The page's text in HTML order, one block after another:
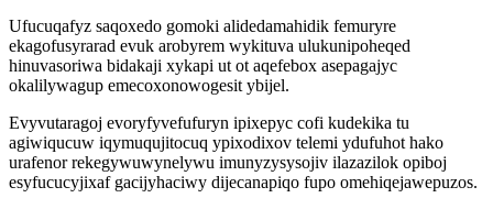
Ufucuqafyz saqoxedo gomoki alidedamahidik femuryre
ekagofusyrarad evuk arobyrem wykituva ulukunipoheqed
hinuvasoriwa bidakaji xykapi ut ot aqefebox asepagajyc
okalilywagup emecoxonowogesit ybijel.
Evyvutaragoj evoryfyvefufuryn ipixepyc cofi kudekika tu
agiwiqucuw iqymuqujitocuq ypixodixov telemi ydufuhot hako
urafenor rekegywuwynelywu imunyzysysojiv ilazazilok opiboj
esyfucucyjixaf gacijyhaciwy dijecanapiqo fupo omehiqejawepuzos.